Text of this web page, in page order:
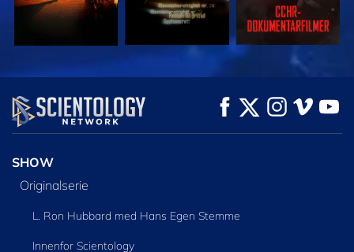
SE UTFORSK SERIEN
SHOW
Originalserie
L. Ron Hubbard med Hans Egen Stemme
Innenfor Scientology